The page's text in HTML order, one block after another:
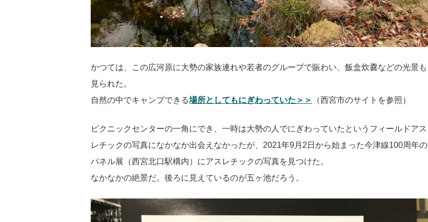
かつては、この広河原に大勢の家族連れや若者のグループで賑わい、飯盒炊爨などの光景も
見られた。
自然の中でキャンプできる場所としてもにぎわっていた＞＞ （西宮市のサイトを参照）
ピクニックセンターの一角にでき、一時は大勢の人でにぎわっていたというフィールドアス
レチックの写真になかなか出会えなかったが、2021年9月2日から始まった今津線100周年の
パネル展（西宮北口駅構内）にアスレチックの写真を見つけた。
なかなかの絶景だ。後ろに見えているのが五ヶ池だろう。